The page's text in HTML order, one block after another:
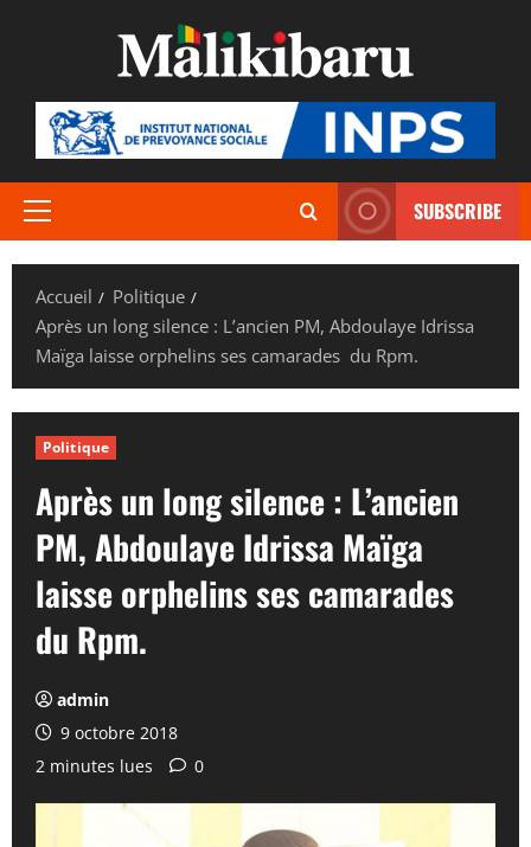
Menu
SUBSCRIBE
Accueil
Politique
Après un long silence : L’ancien PM, Abdoulaye Idrissa
Maïga laisse orphelins ses camarades du Rpm.
Politique
Après un long silence : L’ancien
PM, Abdoulaye Idrissa Maïga
laisse orphelins ses camarades
du Rpm.
admin
9 octobre 2018
2 minutes lues
0